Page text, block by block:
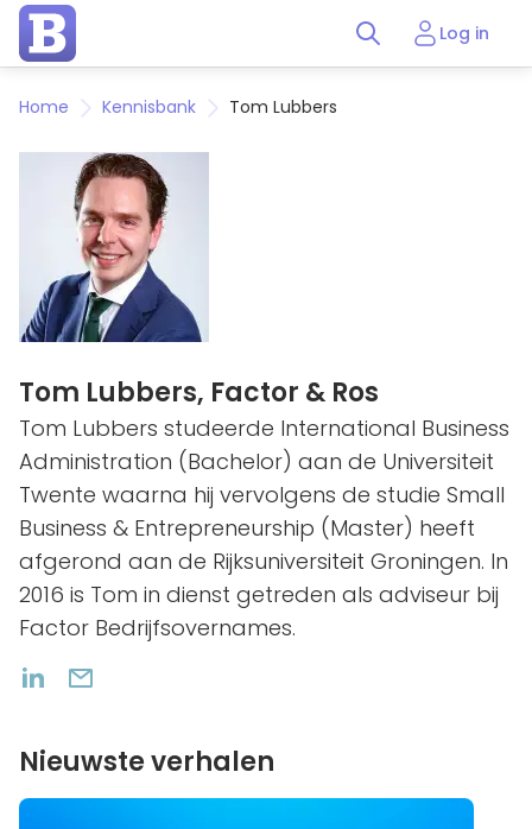
Log in
Home Kennisbank Tom Lubbers
Tom Lubbers, Factor & Ros
Tom Lubbers studeerde International Business
Administration (Bachelor) aan de Universiteit
Twente waarna hij vervolgens de studie Small
Business & Entrepreneurship (Master) heeft
afgerond aan de Rijksuniversiteit Groningen. In
2016 is Tom in dienst getreden als adviseur bij
Factor Bedrijfsovernames.
Nieuwste verhalen